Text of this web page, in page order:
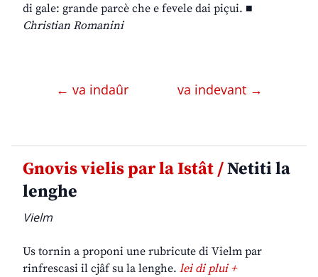
di gale: grande parcè che e fevele dai piçui. ■
Christian Romanini
← va indaûr va indevant →
Gnovis vielis par la Istât /Netiti la
lenghe
Vielm
Us tornin a proponi une rubricute di Vielm par
rinfrescasi il cjâf su la lenghe. lei di plui +